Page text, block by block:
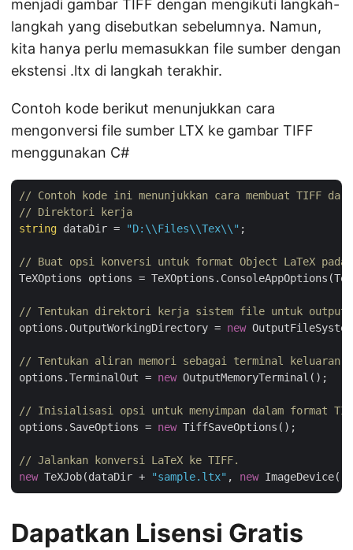
menjadi gambar TIFF dengan mengikuti langkah-
langkah yang disebutkan sebelumnya. Namun,
kita hanya perlu memasukkan file sumber dengan
ekstensi .ltx di langkah terakhir.
Contoh kode berikut menunjukkan cara
mengonversi file sumber LTX ke gambar TIFF
menggunakan C#
// Contoh kode ini menunjukkan cara membuat TIFF
// Direktori kerja
string dataDir = "D:\\Files\\Tex\\" ;
// Buat opsi konversi untuk format Object LaTeX pada
TeXOptions options =
// Tentukan direktori kerja sistem file untuk output.
options.OutputWorkingDirectory = new
// Tentukan aliran memori sebagai terminal keluaran.
options.TerminalOut = new OutputMemoryTerminal();
// Inisialisasi opsi untuk menyimpan dalam format
options.SaveOptions = new TiffSaveOptions();
// Jalankan konversi LaTeX ke TIFF.
new TeXJob(dataDir + "sample.ltx" , new
Dapatkan Lisensi Gratis